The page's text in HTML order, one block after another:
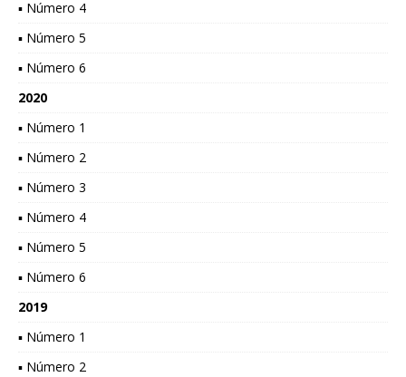
▪ Número 4
▪ Número 5
▪ Número 6
2020
▪ Número 1
▪ Número 2
▪ Número 3
▪ Número 4
▪ Número 5
▪ Número 6
2019
▪ Número 1
▪ Número 2